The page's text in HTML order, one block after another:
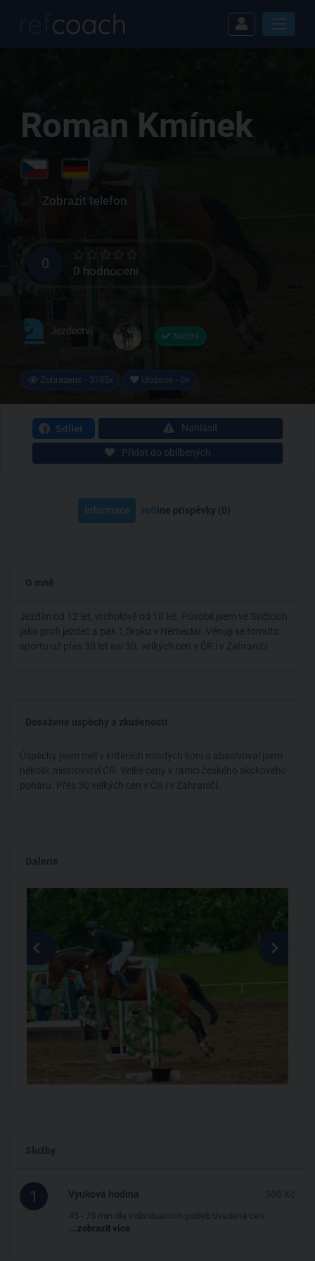
Roman Kmínek
Zobrazit telefon
0 0 hodnocení
Jezdectví Nabírá
Zobrazeno - 3785x Uloženo - 0x
Nahlásit
Přidat do oblíbených
Sdílet
Informace ref line příspěvky (0)
O mně
Jezdím od 12 let, vrcholově od 18 let. Působil jsem ve Svičicích
jako profi jezdec a pak 1,5roku v Německu. Věnuji se tomuto
sportu už přes 30 let asi 30. velkých cen v ČR i v Zahraničí
Dosažené úspěchy a zkušenosti
Úspěchy jsem měl v kritériích mladých koní a absolvoval jsem
několik mistrovství ČR. Velké ceny v rámci českého skokového
poháru. Přes 30 velkých cen v ČR i v Zahraničí.
Galerie
Služby
1 Vyuková hodina 500 Kč
45 - 75 min dle individuálních potřeb Uvedená cen
...zobrazit více